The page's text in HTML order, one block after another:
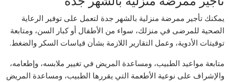
يمكنك تأجير ممرضة منزلية بالشهر جدة لتعمل على توفير الرعاية
الصحية للمرضى في منزلك، سواء من الأطفال أو كبار السن، ومتابعة
توقيتات الأدوية، وعمل التقارير اللازمة بشأن قياسات السكر والضغط.
متابعة مواعيد الطبيب، ومساعدة المريض في تغيير ملابسه، وإطعامه،
والإشراف على نوعية الأطعمة التي يقررها الطبيب، ومساعدة المريض